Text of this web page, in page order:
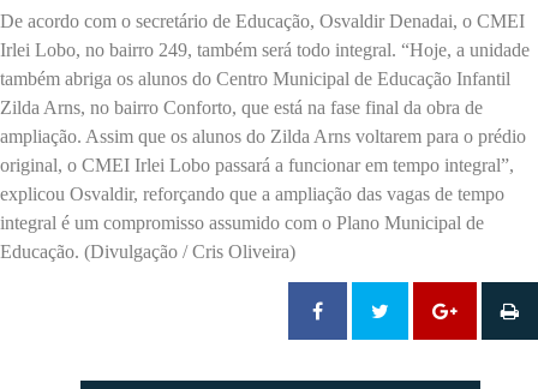
De acordo com o secretário de Educação, Osvaldir Denadai, o CMEI
Irlei Lobo, no bairro 249, também será todo integral. “Hoje, a unidade
também abriga os alunos do Centro Municipal de Educação Infantil
Zilda Arns, no bairro Conforto, que está na fase final da obra de
ampliação. Assim que os alunos do Zilda Arns voltarem para o prédio
original, o CMEI Irlei Lobo passará a funcionar em tempo integral”,
explicou Osvaldir, reforçando que a ampliação das vagas de tempo
integral é um compromisso assumido com o Plano Municipal de
Educação. (Divulgação / Cris Oliveira)